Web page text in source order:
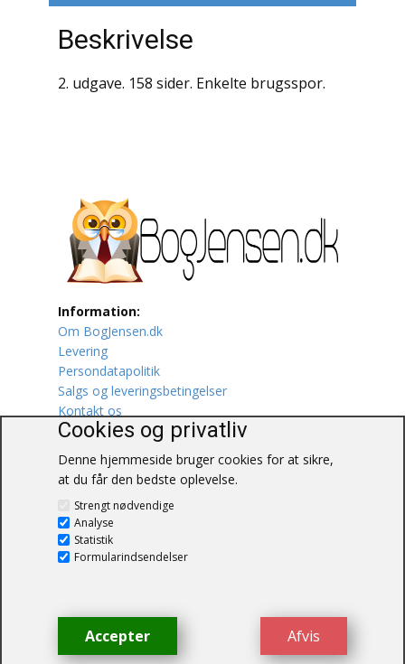
Krige / Slag
Krop / Sind
Litteraturhistorie
Lokalhistorie / Topografi
Lystfiskeri
Mad
Musik
Mytologi / Sagn / Sagaer
Naturen
Oldtidskundskab
Beskrivelse
2. udgave. 158 sider. Enkelte brugsspor.
Information:
Om BogJensen.dk
Levering
Persondatapolitik
Salgs og leveringsbetingelser
Kontakt os
Blåkærvej 25
6052 Viuf
Tlf.:60703190
© BogJensen.dk – Alle rettigheder
forbeholdes.
Cookies og privatliv
Denne hjemmeside bruger cookies for at sikre,
at du får den bedste oplevelse.
Strengt nødvendige
Analyse
Statistik
Formularindsendelser
Afvis
Accepter